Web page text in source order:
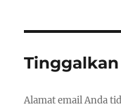
Alamat email Anda